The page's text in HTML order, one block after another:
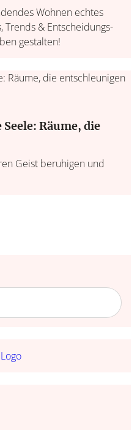
Wohnen echtes
Trends & Entscheidungs­
gestalten!
Räume, die
Geist beruhigen und